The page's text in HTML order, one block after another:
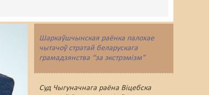
Шаркаўшчынская раёнка палохае
чытачоў стратай беларускага
грамадзянства “за экстрэмізм”
Суд Чыгуначнага раёна Віцебска